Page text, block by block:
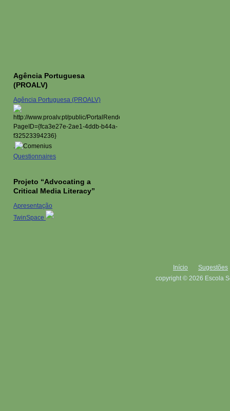
Agência Portuguesa
(PROALV)
Agência Portuguesa (PROALV)
.
Questionnaires
Projeto “Advocating a
Critical Media Literacy”
Apresentação
TwinSpace
Início
Sugestões
copyright © 2026 Escola